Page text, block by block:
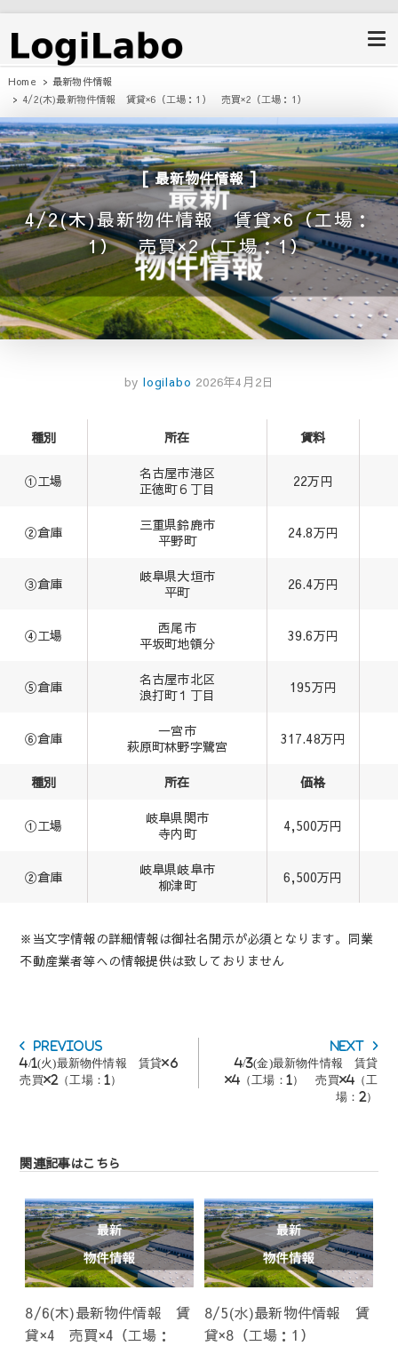
ロジラボ
動車整備工場・倉庫・事業用不動産
のポータルサイト
Home
最新物件情報
4/2(木)最新物件情報 賃貸×6（工場：1） 売買×2（工場：1）
最新物件情報
4/2(木)最新物件情報 賃貸×6（工場：
1） 売買×2（工場：1）
by logilabo 2026年4月2日
種別 所在 賃料
①工場
名古屋市港区
正徳町６丁目
22万円
②倉庫
三重県鈴鹿市
平野町
24.8万円
③倉庫
岐阜県大垣市
平町
26.4万円
④工場
西尾市
平坂町地領分
39.6万円
⑤倉庫
名古屋市北区
浪打町１丁目
195万円
⑥倉庫
一宮市
萩原町林野字鷺宮
317.48万円
種別 所在 価格
①工場
岐阜県関市
寺内町
4,500万円
②倉庫
岐阜県岐阜市
柳津町
6,500万円
※当文字情報の詳細情報は御社名開示が必須となります。同業
不動産業者等への情報提供は致しておりません
投
稿
ナ
ビ
ン
PreviousPrevious
post:
4/1(火)最新物件情報 賃貸×6
売買×2（工場：1）
Next
post:
4/3(金)最新物件情報 賃貸
×4（工場：1） 売買×4（工
場：2）
関連記事はこちら
8/6(木)最新物件情報 賃
貸×4 売買×4（工場：
8/5(水)最新物件情報 賃
貸×8（工場：1）